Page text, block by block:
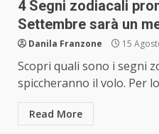
4 Segni zodiacali
Settembre sarà un
Danila Franzone 15
Scopri quali sono i segni
spiccheranno il volo. Per
Read More